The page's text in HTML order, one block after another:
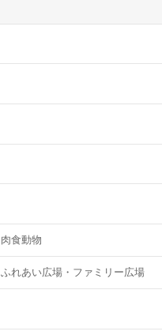
肉食動物
ふれあい広場・ファミリー広場